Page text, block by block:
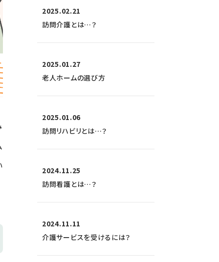
2025.02.21
訪問介護とは…？
2025.01.27
老人ホームの選び方
2025.01.06
訪問リハビリとは…？
2024.11.25
訪問看護とは…？
2024.11.11
介護サービスを受けるには？